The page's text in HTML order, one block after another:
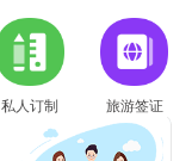
私人订制 旅游签证